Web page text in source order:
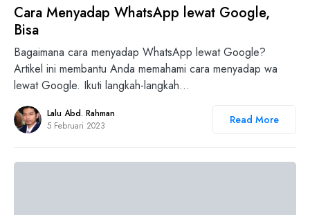
Cara Menyadap WhatsApp lewat Google,
Bisa
Bagaimana cara menyadap WhatsApp lewat Google?
Artikel ini membantu Anda memahami cara menyadap wa
lewat Google. Ikuti langkah-langkah…
Lalu Abd. Rahman
5 Februari 2023
Read More